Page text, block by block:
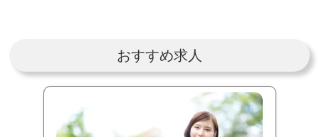
おすすめ求人